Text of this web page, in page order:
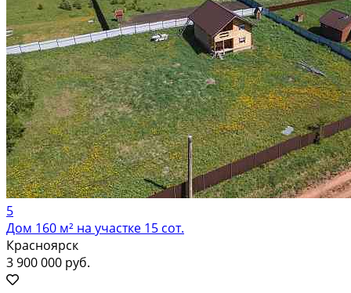
5
Дом 160 м² на участке 15 сот.
Красноярск
3 900 000 руб.